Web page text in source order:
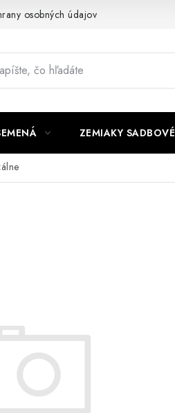
osobných údajov
ZEMIAKY SADBOVÉ